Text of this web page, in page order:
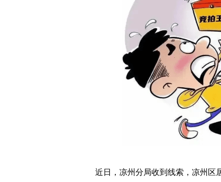
近日，凉州分局收到线索，凉州区